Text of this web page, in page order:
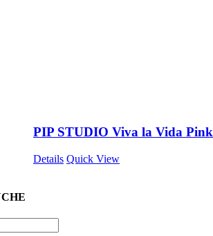
PIP STUDIO Viva la Vida Pink
Details Quick View